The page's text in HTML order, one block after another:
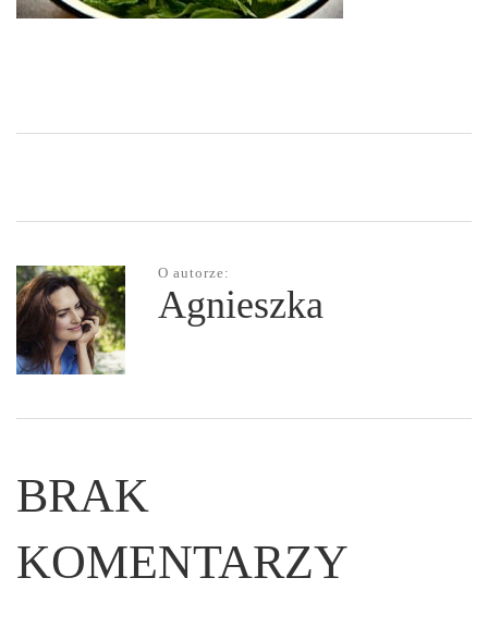
O autorze:
Agnieszka
BRAK
KOMENTARZY